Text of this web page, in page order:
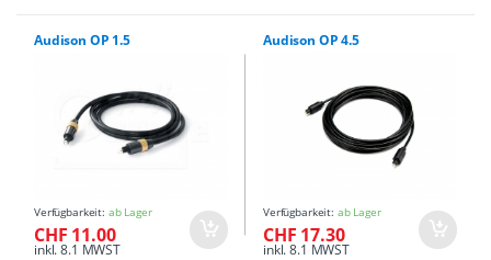
Audison OP 1.5
Verfügbarkeit: ab Lager
CHF 11.00
inkl. 8.1 MWST
Audison OP 4.5
Verfügbarkeit: ab Lager
CHF 17.30
inkl. 8.1 MWST